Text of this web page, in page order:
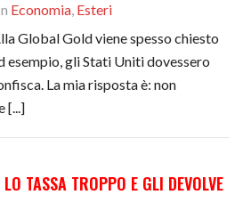
Economia, Esteri
Global Gold viene spesso chiesto
esempio, gli Stati Uniti dovessero
La mia risposta è: non
[...]
TASSA TROPPO E GLI DEVOLVE